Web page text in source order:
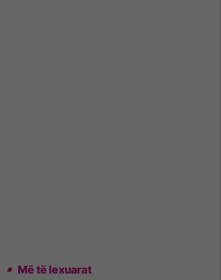
Më të lexuarat